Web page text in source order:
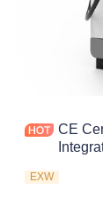
CE Certified 180KW 1000V EN
EXW